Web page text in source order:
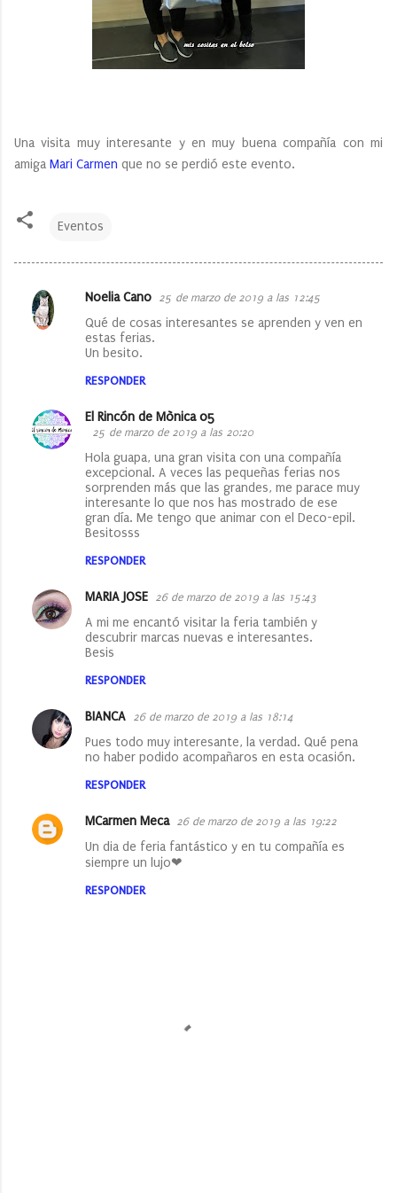
Una visita muy interesante y en muy buena compañía con mi
amiga Mari Carmen que no se perdió este evento.
Eventos
C
o
t
Noelia Cano 25 de marzo de 2019 a las 12:45
Qué de cosas interesantes se aprenden y ven en
estas ferias.
Un besito.
RESPONDER
El Rincón de Mònica 05
25 de marzo de 2019 a las 20:20
Hola guapa, una gran visita con una compañía
excepcional. A veces las pequeñas ferias nos
sorprenden más que las grandes, me parace muy
interesante lo que nos has mostrado de ese
gran día. Me tengo que animar con el Deco-epil.
Besitosss
RESPONDER
MARIA JOSE 26 de marzo de 2019 a las 15:43
A mi me encantó visitar la feria también y
descubrir marcas nuevas e interesantes.
Besis
RESPONDER
BIANCA 26 de marzo de 2019 a las 18:14
Pues todo muy interesante, la verdad. Qué pena
no haber podido acompañaros en esta ocasión.
RESPONDER
MCarmen Meca 26 de marzo de 2019 a las 19:22
Un dia de feria fantástico y en tu compañía es
siempre un lujo❤
RESPONDER